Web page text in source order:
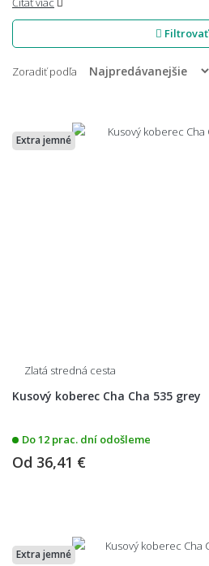
Filtrovať
Zoradiť podľa
Extra jemné
Zlatá stredná cesta
Kusový koberec Cha Cha 535 grey
Do 12 prac. dní odošleme
Od 36,41 €
Extra jemné